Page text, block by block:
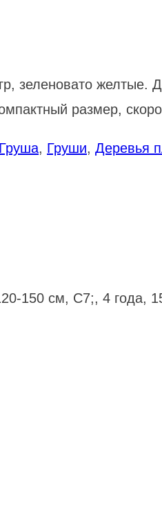
желтые.
размер,
Груша, Груши, Деревья
150 см, С7;, 4 года,